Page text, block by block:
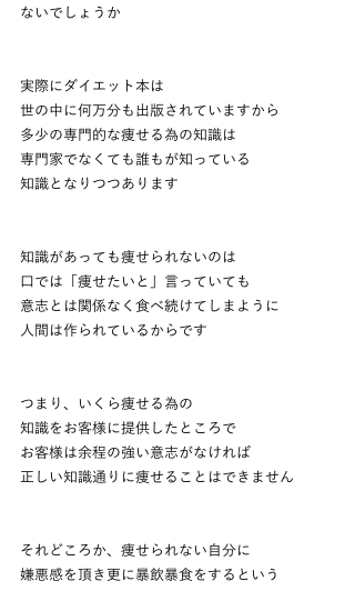
ないでしょうか
実際にダイエット本は
世の中に何万分も出版されていますから
多少の専門的な痩せる為の知識は
専門家でなくても誰もが知っている
知識となりつつあります
知識があっても痩せられないのは
口では「痩せたいと」言っていても
意志とは関係なく食べ続けてしまように
人間は作られているからです
つまり、いくら痩せる為の
知識をお客様に提供したところで
お客様は余程の強い意志がなければ
正しい知識通りに痩せることはできません
それどころか、痩せられない自分に
嫌悪感を頂き更に暴飲暴食をするという